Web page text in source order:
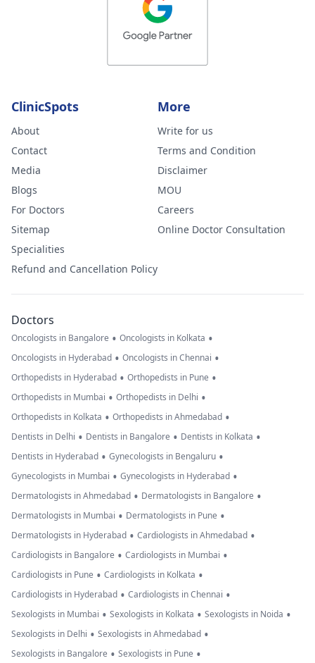
ClinicSpots
About
Contact
Media
Blogs
For Doctors
Sitemap
Specialities
Refund and Cancellation Policy
More
Write for us
Terms and Condition
Disclaimer
MOU
Careers
Online Doctor Consultation
Doctors
Oncologists in Bangalore • Oncologists in Kolkata •
Oncologists in Hyderabad • Oncologists in Chennai •
Orthopedists in Hyderabad • Orthopedists in Pune •
Orthopedists in Mumbai • Orthopedists in Delhi •
Orthopedists in Kolkata • Orthopedists in Ahmedabad •
Dentists in Delhi • Dentists in Bangalore • Dentists in Kolkata •
Dentists in Hyderabad • Gynecologists in Bengaluru •
Gynecologists in Mumbai • Gynecologists in Hyderabad •
Dermatologists in Ahmedabad • Dermatologists in Bangalore •
Dermatologists in Mumbai • Dermatologists in Pune •
Dermatologists in Hyderabad • Cardiologists in Ahmedabad •
Cardiologists in Bangalore • Cardiologists in Mumbai •
Cardiologists in Pune • Cardiologists in Kolkata •
Cardiologists in Hyderabad • Cardiologists in Chennai •
Sexologists in Mumbai • Sexologists in Kolkata • Sexologists in Noida •
Sexologists in Delhi • Sexologists in Ahmedabad •
Sexologists in Bangalore • Sexologists in Pune •